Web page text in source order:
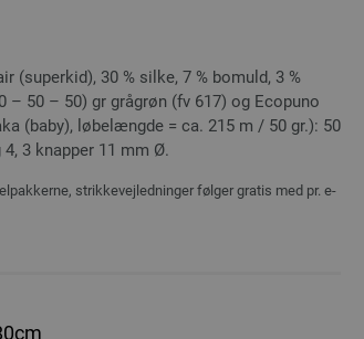
(superkid), 30 % silke, 7 % bomuld, 3 %
– 50 – 50) gr grågrøn (fv 617) og Ecopuno
(baby), løbelængde = ca. 215 m / 50 gr.): 50
3 knapper 11 mm Ø.
strikkevejledninger følger gratis med pr. e-